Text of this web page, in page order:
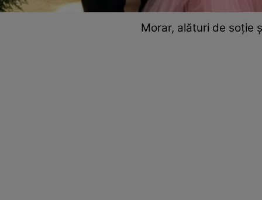
Morar, alături de soție